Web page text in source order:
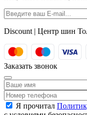
Discount | Центр шин
Заказать звонок
Я прочитал